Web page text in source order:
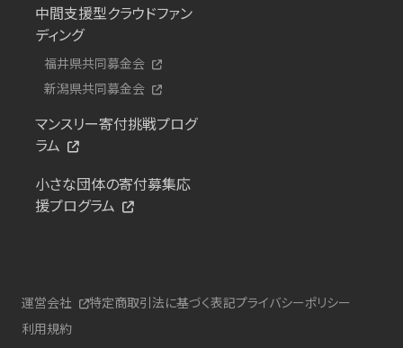
中間支援型クラウドファン
ディング
福井県共同募金会
新潟県共同募金会
マンスリー寄付挑戦プログ
ラム
小さな団体の寄付募集応
援プログラム
運営会社 特定商取引法に基づく表記プライバシーポリシー
利用規約